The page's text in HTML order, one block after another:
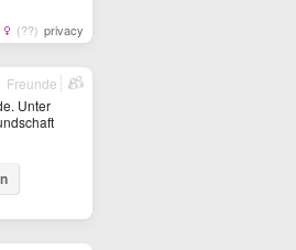
(??) privacy
Unter
Freunde